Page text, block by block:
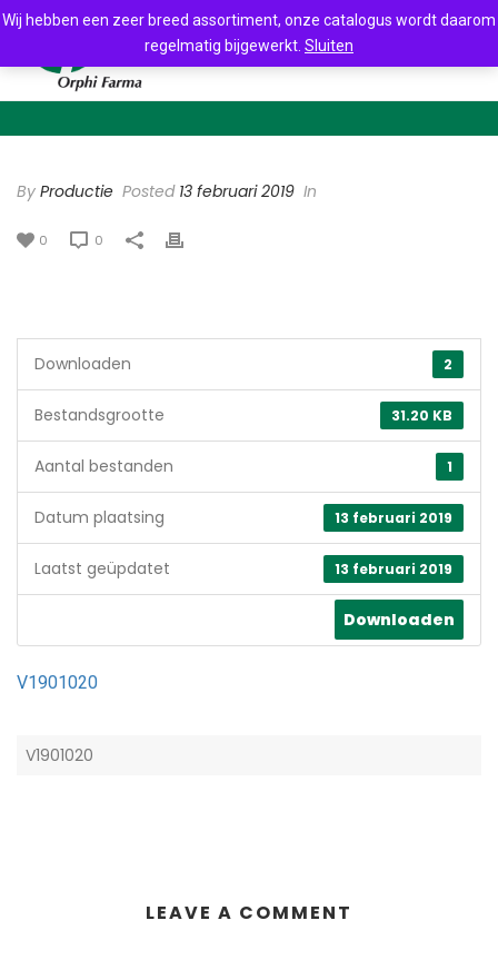
By Productie Posted 13 februari 2019 In
0 0
2
Downloaden
31.20 KB
Bestandsgrootte
1
Aantal bestanden
13 februari 2019
Datum plaatsing
13 februari 2019
Laatst geüpdatet
Downloaden
V1901020
V1901020
LEAVE A COMMENT
Wij hebben een zeer breed assortiment, onze catalogus wordt daarom
regelmatig bijgewerkt. Sluiten